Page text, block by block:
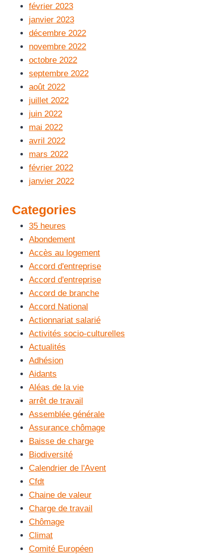
février 2023
janvier 2023
décembre 2022
novembre 2022
octobre 2022
septembre 2022
août 2022
juillet 2022
juin 2022
mai 2022
avril 2022
mars 2022
février 2022
janvier 2022
Categories
35 heures
Abondement
Accès au logement
Accord d'entreprise
Accord d'entreprise
Accord de branche
Accord National
Actionnariat salarié
Activités socio-culturelles
Actualités
Adhésion
Aidants
Aléas de la vie
arrêt de travail
Assemblée générale
Assurance chômage
Baisse de charge
Biodiversité
Calendrier de l'Avent
Cfdt
Chaine de valeur
Charge de travail
Chômage
Climat
Comité Européen